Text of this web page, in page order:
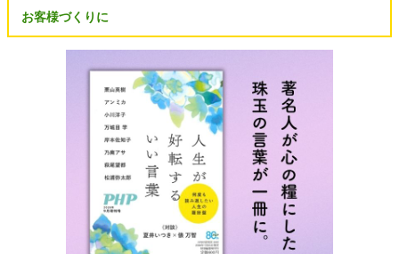
お客様づくりに